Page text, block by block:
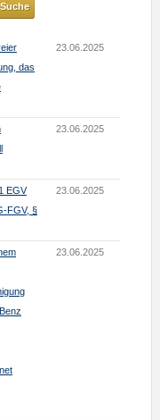
das
23.06.2025
23.06.2025
EGV
FGV, §
23.06.2025
23.06.2025